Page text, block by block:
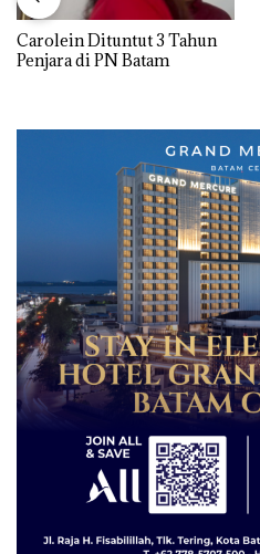
Carolein Dituntut 3 Tahun
Penjara di PN Batam